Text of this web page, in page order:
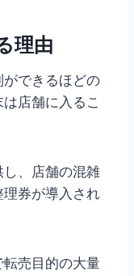
理由
できるほどの
店舗に入るこ
、店舗の混雑
券が導入され
転売目的の大量